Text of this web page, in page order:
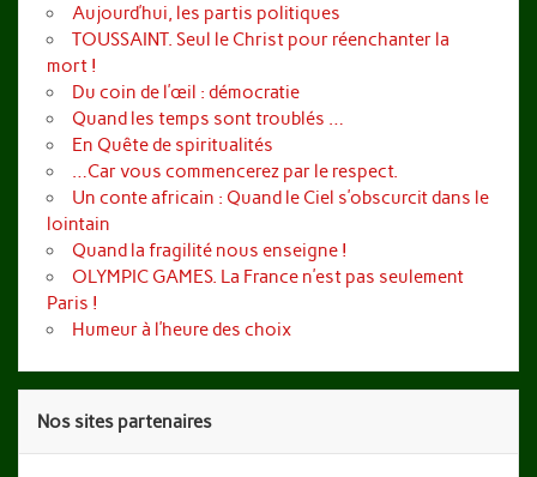
Aujourd’hui, les partis politiques
TOUSSAINT. Seul le Christ pour réenchanter la
mort !
Du coin de l’œil : démocratie
Quand les temps sont troublés …
En Quête de spiritualités
…Car vous commencerez par le respect.
Un conte africain : Quand le Ciel s’obscurcit dans le
lointain
Quand la fragilité nous enseigne !
OLYMPIC GAMES. La France n’est pas seulement
Paris !
Humeur à l’heure des choix
Nos sites partenaires